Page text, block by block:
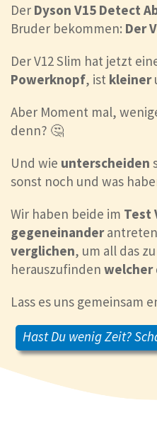
Der Dyson V15 Detect
Bruder bekommen: Der
Der V12 Slim hat jetzt
Powerknopf, ist kleiner
Aber Moment mal,
denn? 🤔
Und wie unterscheiden
sonst noch und was
Wir haben beide im Test
gegeneinanderantreten
verglichen, um all das
herauszufinden welcher
Lass es uns gemeinsam
Hast Du wenig Zeit?